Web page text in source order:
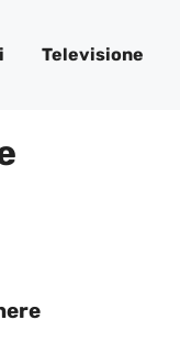
Televisione